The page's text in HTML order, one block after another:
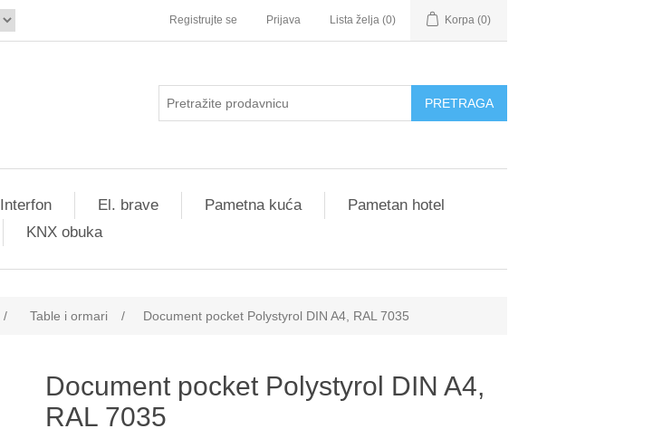
Registrujte se Prijava Lista želja (0) Korpa (0)
Interfon El. brave Pametna kuća
Pametan hotel
KNX obuka
/ Table i ormari / Document pocket Polystyrol DIN A4, RAL 7035
Document pocket Polystyrol DIN A4,
RAL 7035